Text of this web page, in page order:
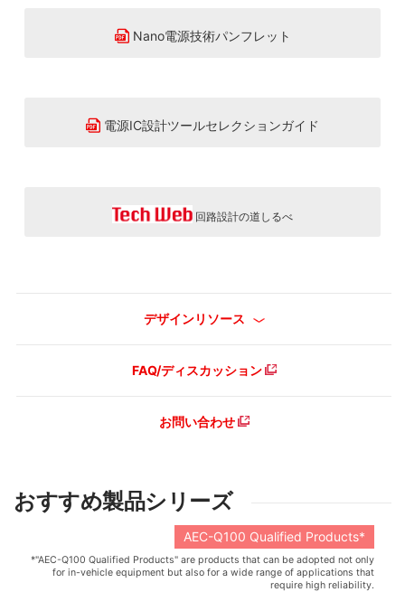
Nano電源技術パンフレット
電源IC設計ツールセレクションガイド
回路設計の道しるべ
デザインリソース
FAQ/ディスカッション
お問い合わせ
おすすめ製品シリーズ
AEC-Q100 Qualified Products*
*"AEC-Q100 Qualified Products" are products that can be adopted not only
for in-vehicle equipment but also for a wide range of applications that
require high reliability.